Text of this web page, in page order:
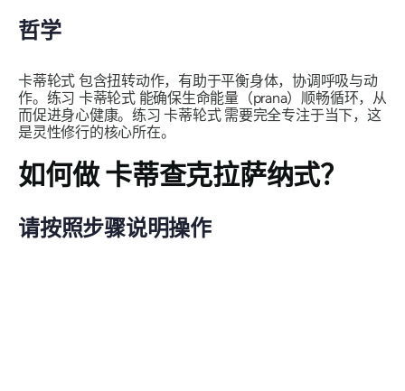
哲学
卡蒂轮式 包含扭转动作，有助于平衡身体，协调呼吸与动
作。练习 卡蒂轮式能确保生命能量（prana）顺畅循环，从
而促进身心健康。练习卡蒂轮式需要完全专注于当下，这
是灵性修行的核心所在。
如何做卡蒂查克拉萨纳式？
请按照步骤说明操作